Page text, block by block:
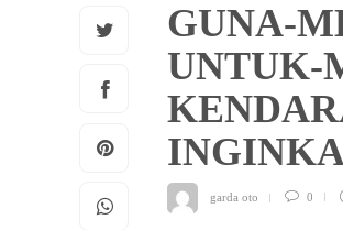
GUNA-
UNTUK-
garda oto 0